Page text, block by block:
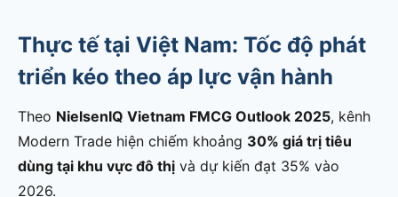
Thực tế tại Việt Nam: Tốc độ phát
triển kéo theo áp lực vận hành
Theo NielsenIQ Vietnam FMCG Outlook 2025, kênh
Modern Trade hiện chiếm khoảng 30% giá trị tiêu
dùng tại khu vực đô thị và dự kiến đạt 35% vào
2026.